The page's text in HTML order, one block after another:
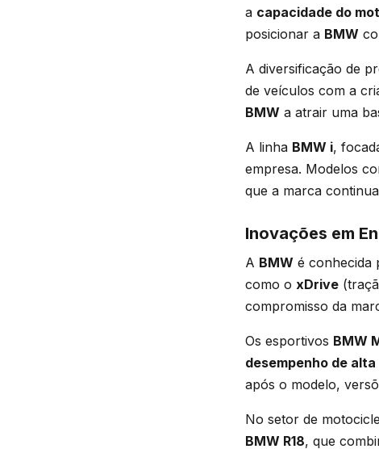
a capacidade do
posicionar a BMW
A diversificação de
de veículos com a
BMW a atrair uma
A linha BMW i,
empresa. Modelos
que a marca
Inovações em
A BMW é conhecida
como o xDrive
compromisso da
Os esportivos BMW
desempenho de
após o modelo,
No setor de
BMW R18, que